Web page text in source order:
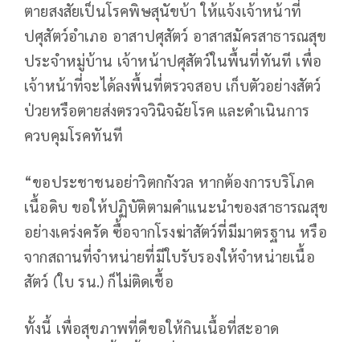
ตายสงสัยเป็นโรคพิษสุนัขบ้า ให้แจ้งเจ้าหน้าที่
ปศุสัตว์อำเภอ อาสาปศุสัตว์ อาสาสมัครสาธารณสุข
ประจำหมู่บ้าน เจ้าหน้าปศุสัตว์ในพื้นที่ทันที เพื่อ
เจ้าหน้าที่จะได้ลงพื้นที่ตรวจสอบ เก็บตัวอย่างสัตว์
ป่วยหรือตายส่งตรวจวินิจฉัยโรค และดำเนินการ
ควบคุมโรคทันที
“ขอประชาชนอย่าวิตกกังวล หากต้องการบริโภค
เนื้อดิบ ขอให้ปฏิบัติตามคำแนะนำของสาธารณสุข
อย่างเคร่งครัด ซื้อจากโรงฆ่าสัตว์ที่มีมาตรฐาน หรือ
จากสถานที่จำหน่ายที่มีใบรับรองให้จำหน่ายเนื้อ
สัตว์ (ใบ รน.) ก็ไม่ติดเชื้อ
ทั้งนี้ เพื่อสุขภาพที่ดีขอให้กินเนื้อที่สะอาด